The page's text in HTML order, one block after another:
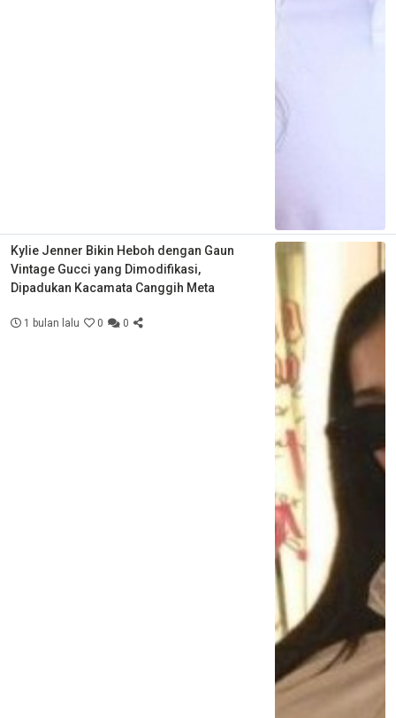
Kylie Jenner Bikin Heboh dengan Gaun
Vintage Gucci yang Dimodifikasi,
Dipadukan Kacamata Canggih Meta
1 bulan lalu 0 0